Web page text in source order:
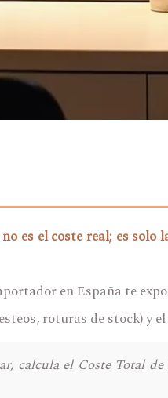
es el coste real; es
en España te
roturas de stock)
calcula el Coste Total